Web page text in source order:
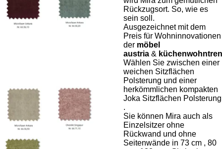
Rückzugsort. So, wie es
sein soll.
Ausgezeichnet mit dem
Preis für Wohninnovationen
der möbel
austria &
Wählen Sie zwischen einer
weichen Sitzflächen
Polsterung und einer
herkömmlichen kompakten
Joka Sitzflächen Polsterung
.
Sie können Mira auch als
Einzelsitzer ohne
Rückwand und ohne
Seitenwände in 73 cm , 80